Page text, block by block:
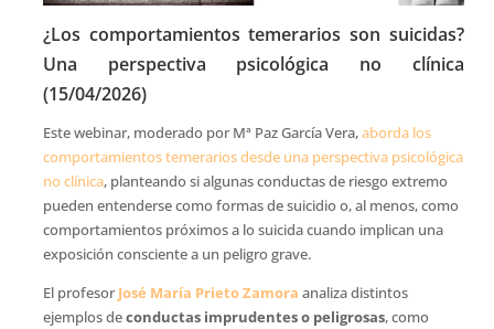
¿Los comportamientos temerarios son suicidas?
Una perspectiva psicológica no clínica
(15/04/2026)
Este webinar, moderado por Mª Paz García Vera,aborda los
comportamientos temerarios desde una perspectiva psicológica
no clínica, planteando si algunas conductas de riesgo extremo
pueden entenderse como formas de suicidio o, al menos, como
comportamientos próximos a lo suicida cuando implican una
exposición consciente a un peligro grave.
El profesorJosé María Prieto Zamora analiza distintos
ejemplos deconductas imprudentes o peligrosas, como